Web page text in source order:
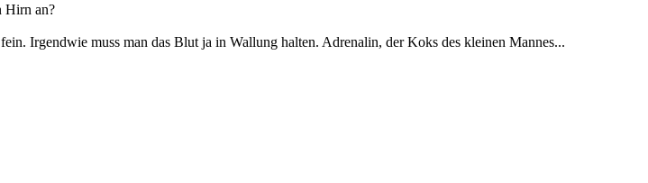
Hirn an?
Irgendwie muss man das Blut ja in Wallung halten. Adrenalin, der Koks des kleinen Mannes...